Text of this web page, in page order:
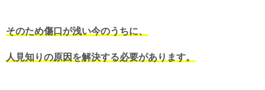
そのため傷口が浅い今のうちに、
人見知りの原因を解決する必要があります。